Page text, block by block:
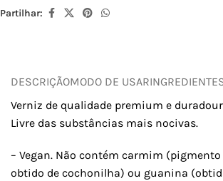
Partilhar:
DESCRIÇÃOMODO DE USAR
Verniz de qualidade premium e
Livre das substâncias mais nocivas.
– Vegan. Não contém carmim (pigmento
obtido de cochonilha) ou guanina